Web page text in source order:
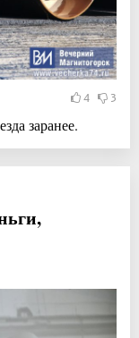
4 3
заранее.